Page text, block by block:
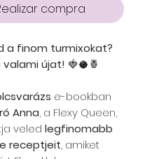
compra
a finom turmixokat?
valami újat! 🍓🥥🍍
e-bookban
Anna, a Flexy Queen,
veled legfinomabb
receptjeit, amiket